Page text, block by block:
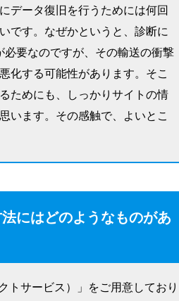
データ復旧を行うためには何回
です。なぜかというと、診断に
要なのですが、その輸送の衝撃
化する可能性があります。そこ
ためにも、しっかりサイトの情
います。その感触で、よいとこ
にはどのようなものがあ
トサービス）」をご用意しており